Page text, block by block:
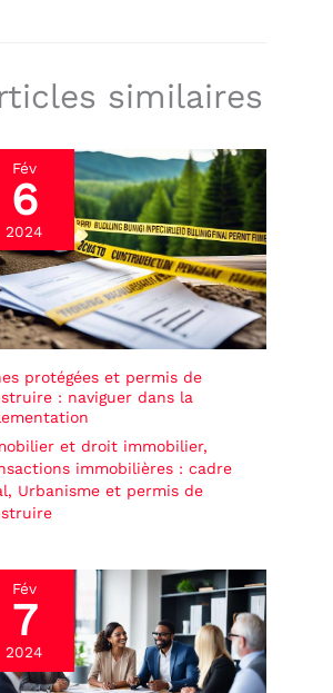
similaires
Fév
6
2024
protégées et permis de
: naviguer dans la
et droit immobilier,
immobilières : cadre
, Urbanisme et permis de
Fév
7
2024